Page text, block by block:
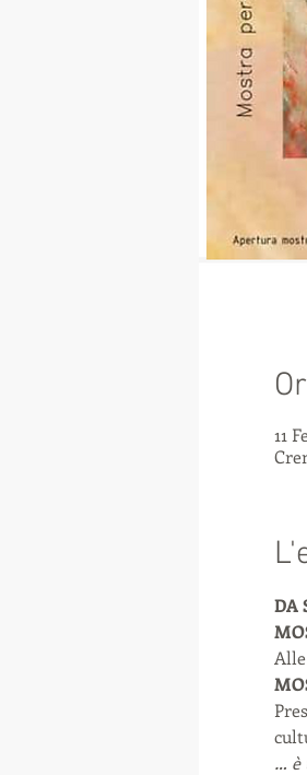
11
DA
Alle
… è